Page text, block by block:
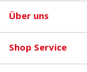
Über uns
Shop Service